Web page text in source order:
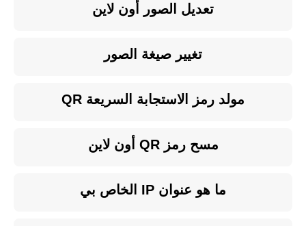
تعديل الصور أون لاين
تغيير صيغة الصور
مولد رمز الاستجابة السريعة QR
مسح رمز QR أون لاين
ما هو عنوان IP الخاص بي